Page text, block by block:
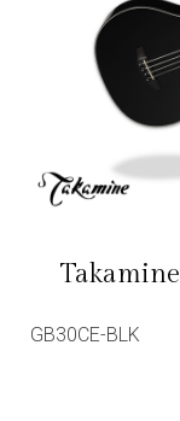
Takamine
GB30CE-BLK